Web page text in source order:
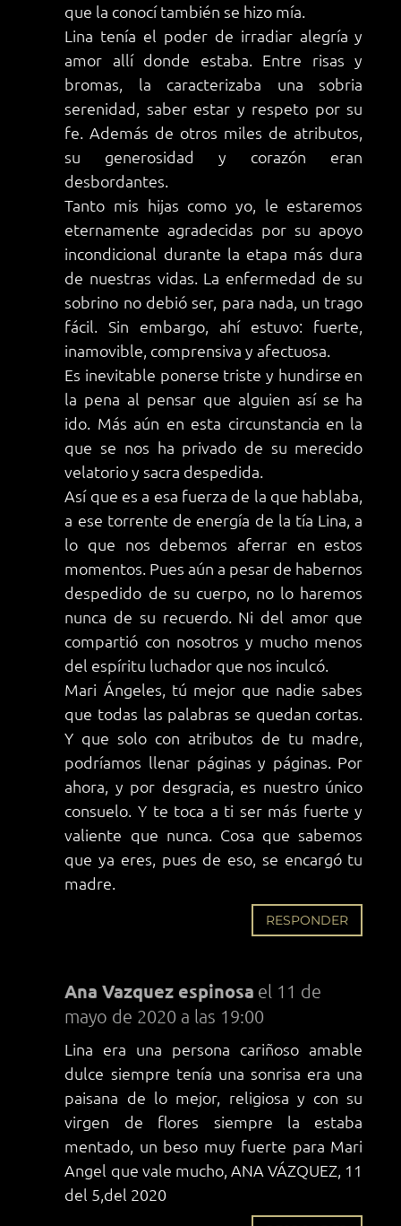
que la conocí también se hizo mía.
Lina tenía el poder de irradiar alegría y
amor allí donde estaba. Entre risas y
bromas, la caracterizaba una sobria
serenidad, saber estar y respeto por su
fe. Además de otros miles de atributos,
su generosidad y corazón eran
desbordantes.
Tanto mis hijas como yo, le estaremos
eternamente agradecidas por su apoyo
incondicional durante la etapa más dura
de nuestras vidas. La enfermedad de su
sobrino no debió ser, para nada, un trago
fácil. Sin embargo, ahí estuvo: fuerte,
inamovible, comprensiva y afectuosa.
Es inevitable ponerse triste y hundirse en
la pena al pensar que alguien así se ha
ido. Más aún en esta circunstancia en la
que se nos ha privado de su merecido
velatorio y sacra despedida.
Así que es a esa fuerza de la que hablaba,
a ese torrente de energía de la tía Lina, a
lo que nos debemos aferrar en estos
momentos. Pues aún a pesar de habernos
despedido de su cuerpo, no lo haremos
nunca de su recuerdo. Ni del amor que
compartió con nosotros y mucho menos
del espíritu luchador que nos inculcó.
Mari Ángeles, tú mejor que nadie sabes
que todas las palabras se quedan cortas.
Y que solo con atributos de tu madre,
podríamos llenar páginas y páginas. Por
ahora, y por desgracia, es nuestro único
consuelo. Y te toca a ti ser más fuerte y
valiente que nunca. Cosa que sabemos
que ya eres, pues de eso, se encargó tu
madre.
RESPONDER
Ana Vazquez espinosa el 11 de
mayo de 2020 a las 19:00
Lina era una persona cariñoso amable
dulce siempre tenía una sonrisa era una
paisana de lo mejor, religiosa y con su
virgen de flores siempre la estaba
mentado, un beso muy fuerte para Mari
Angel que vale mucho, ANA VÁZQUEZ, 11
del 5,del 2020